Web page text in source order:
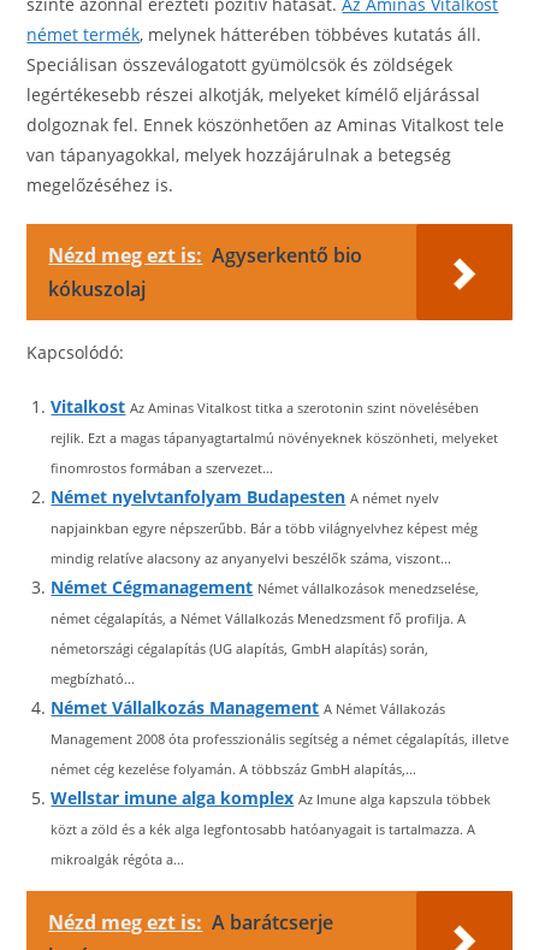
német termék, melynek hátterében többéves kutatás áll.
Speciálisan összeválogatott gyümölcsök és zöldségek
legértékesebb részei alkotják, melyeket kímélő eljárással
dolgoznak fel. Ennek köszönhetően az Aminas Vitalkost tele
van tápanyagokkal, melyek hozzájárulnak a betegség
megelőzéséhez is.
Nézd meg ezt is: Agyserkentő bio
kókuszolaj
Kapcsolódó:
Vitalkost Az Aminas Vitalkost titka a szerotonin szint növelésében
rejlik. Ezt a magas tápanyagtartalmú növényeknek köszönheti, melyeket
finomrostos formában a szervezet...
Német nyelvtanfolyam Budapesten A német nyelv
napjainkban egyre népszerűbb. Bár a több világnyelvhez képest még
mindig relatíve alacsony az anyanyelvi beszélők száma, viszont...
Német Cégmanagement Német vállalkozások menedzselése,
német cégalapítás, a Német Vállalkozás Menedzsment fő profilja. A
németországi cégalapítás (UG alapítás, GmbH alapítás) során,
megbízható...
Német Vállalkozás Management A Német Vállakozás
Management 2008 óta professzionális segítség a német cégalapítás, illetve
német cég kezelése folyamán. A többszáz GmbH alapítás,...
Wellstar imune alga komplex Az Imune alga kapszula többek
közt a zöld és a kék alga legfontosabb hatóanyagait is tartalmazza. A
mikroalgák régóta a...
Nézd meg ezt is: A barátcserje